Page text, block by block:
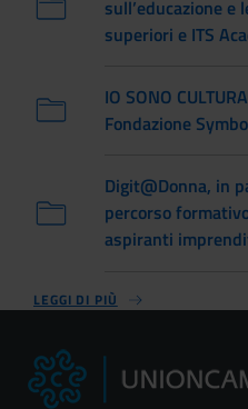
sull’educazione
superiori e ITS
IO SONO
Fondazione
Digit@Donna, in
percorso
aspiranti
LEGGI DI PIÙ